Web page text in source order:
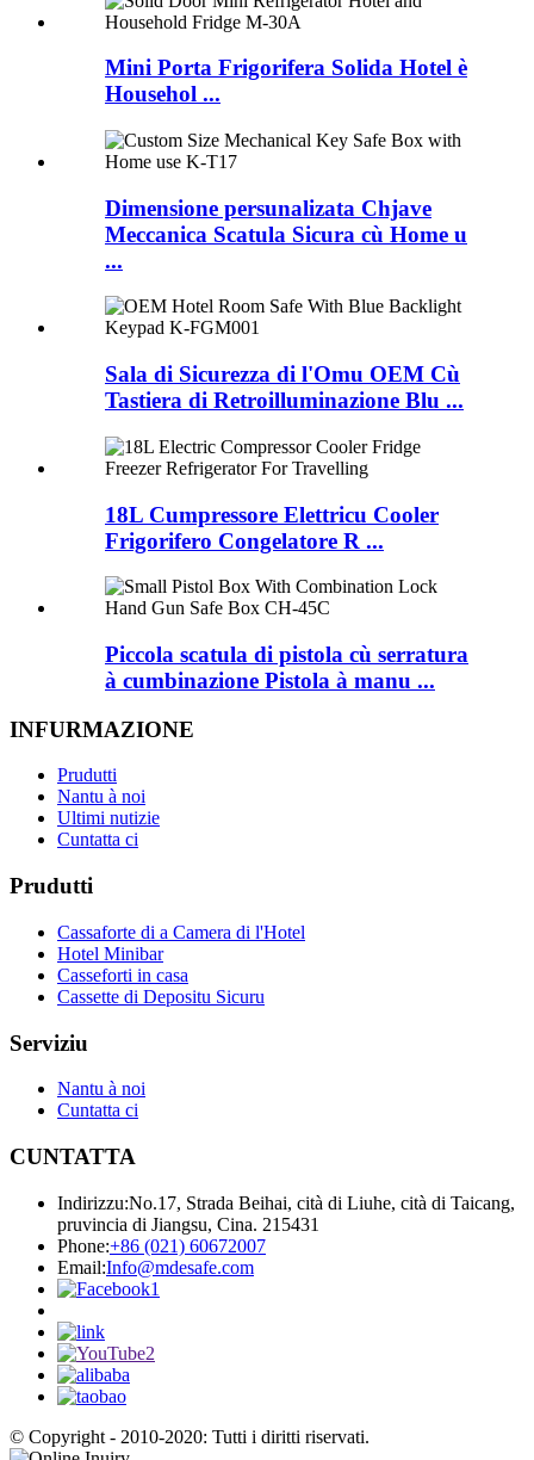
Mini Porta Frigorifera Solida Hotel è
Househol ...
Dimensione persunalizata Chjave
Meccanica Scatula Sicura cù Home u
...
Sala di Sicurezza di l'Omu OEM Cù
Tastiera di Retroilluminazione Blu ...
18L Cumpressore Elettricu Cooler
Frigorifero Congelatore R ...
Piccola scatula di pistola cù serratura
à cumbinazione Pistola à manu ...
INFURMAZIONE
Prudutti
Nantu à noi
Ultimi nutizie
Cuntatta ci
Prudutti
Cassaforte di a Camera di l'Hotel
Hotel Minibar
Casseforti in casa
Cassette di Depositu Sicuru
Serviziu
Nantu à noi
Cuntatta ci
CUNTATTA
Indirizzu:No.17, Strada Beihai, cità di Liuhe, cità di Taicang,
pruvincia di Jiangsu, Cina. 215431
Phone:+86 (021) 60672007
Email:Info@mdesafe.com
© Copyright - 2010-2020: Tutti i diritti riservati.